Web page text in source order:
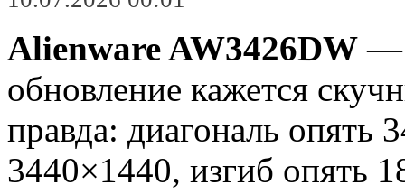
Alienware AW3426DW —
обновление кажется
правда: диагональ опять
3440×1440, изгиб опять